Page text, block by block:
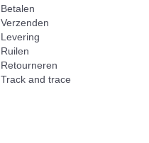
Betalen
Verzenden
Levering
Ruilen
Retourneren
Track and trace